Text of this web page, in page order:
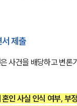
제출
사건을 배당하고 변론
인 사실 인식 여부, 부